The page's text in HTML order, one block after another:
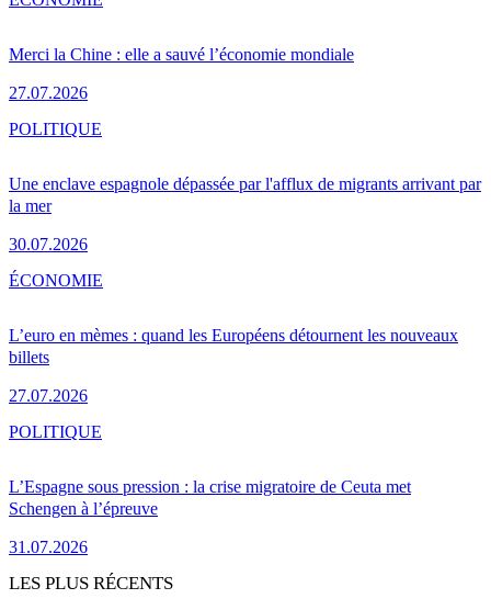
Merci la Chine : elle a sauvé l’économie mondiale
27.07.2026
Une enclave espagnole dépassée par l'afflux de migrants arrivant par
la mer
30.07.2026
POLITIQUE
L’euro en mèmes : quand les Européens détournent les nouveaux
billets
27.07.2026
ÉCONOMIE
L’Espagne sous pression : la crise migratoire de Ceuta met
Schengen à l’épreuve
31.07.2026
POLITIQUE
LES PLUS RÉCENTS